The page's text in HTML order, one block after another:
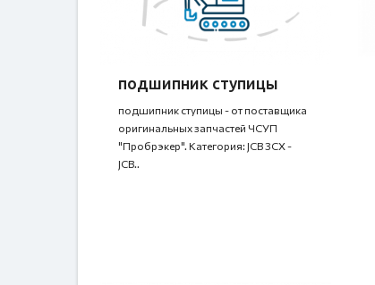
подшипник ступицы
подшипник ступицы - от поставщика
оригинальных запчастей ЧСУП
"Пробрэкер". Категория: JCB 3CX -
JCB..